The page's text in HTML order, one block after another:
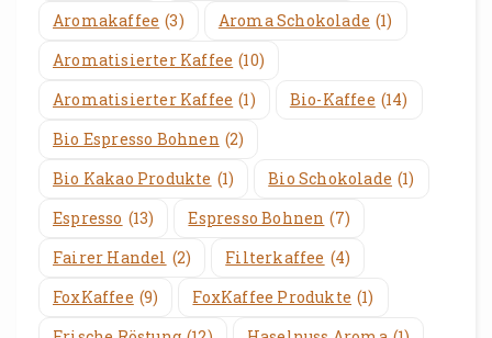
Aromakaffee (3) Aroma Schokolade (1)
Aromatisierter Kaffee (10)
Aromatisierter Kaffee (1) Bio-Kaffee (14)
Bio Espresso Bohnen (2)
Bio Kakao Produkte (1) Bio Schokolade (1)
Espresso (13) Espresso Bohnen (7)
Fairer Handel (2) Filterkaffee (4)
FoxKaffee (9) FoxKaffee Produkte (1)